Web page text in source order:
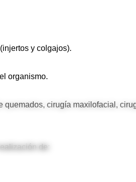
y colgajos).
organismo.
quemados, cirugía maxilofacial,
de: